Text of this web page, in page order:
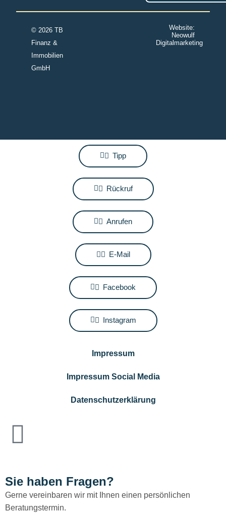
© 2026 TB
Finanz &
Immobilien
GmbH
Website:
Neowulf
Digitalmarketing
Tipp
Rückruf
Anrufen
E-Mail
Facebook
Instagram
Impressum
Impressum Social Media
Datenschutzerklärung
Sie haben Fragen?
Gerne vereinbaren wir mit Ihnen einen persönlichen
Beratungstermin.